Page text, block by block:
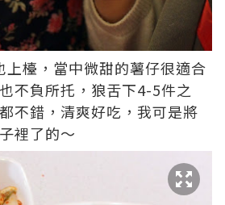
上檯，當中微甜的薯仔很適合
不負所托，狼舌下4-5件之
不錯，清爽好吃，我可是將
裡了的～